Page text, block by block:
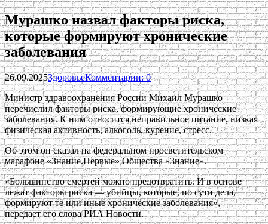
Мурашко назвал факторы риска,
которые формируют хронические
заболевания
26.09.2025ЗдоровьеКомментарии: 0
Министр здравоохранения России Михаил Мурашко
перечислил факторы риска, формирующие хронические
заболевания. К ним относится неправильное питание, низкая
физическая активность, алкоголь, курение, стресс.
Об этом он сказал на федеральном просветительском
марафоне «Знание.Первые» Общества «Знание».
«Большинство смертей можно предотвратить. И в основе
лежат факторы риска — убийцы, которые, по сути дела,
формируют те или иные хронические заболевания», —
передает его слова РИА Новости.